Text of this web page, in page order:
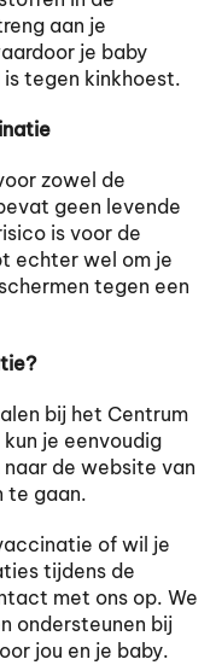
aan je
je baby
tegen kinkhoest.
zowel de
geen levende
is voor de
echter wel om je
tegen een
bij het Centrum
je eenvoudig
naar de website van
te gaan.
of wil je
tijdens de
met ons op. We
ondersteunen bij
jou en je baby.